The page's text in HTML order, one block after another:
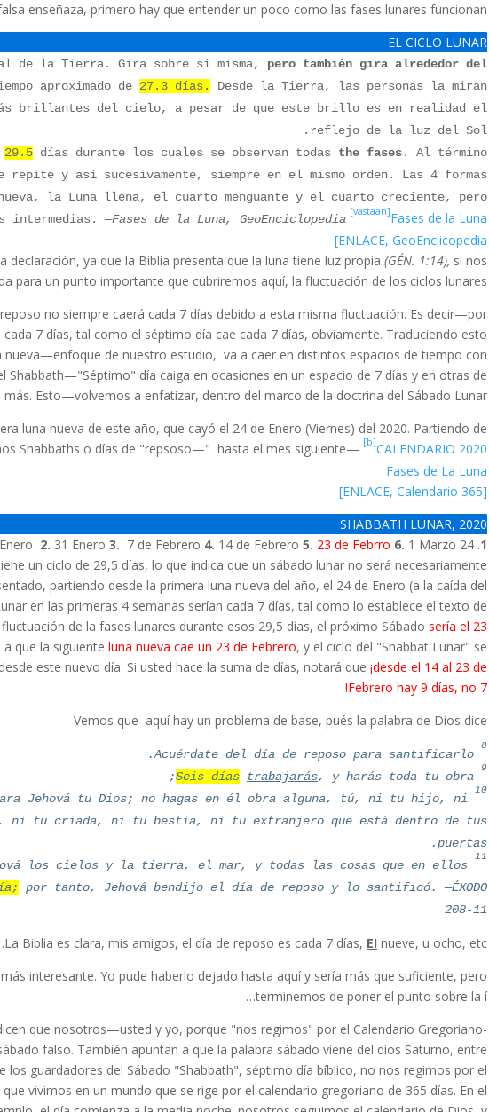
enseñaza, primero hay que entender un poco como las fases lunares funcionan.
EL CICLO LUNAR
de la Tierra. Gira sobre sí misma, pero también gira alrededor del
aproximado de 27.3 días.
Desde la Tierra, las personas la miran
brillantes del cielo, a pesar de que este brillo es en realidad el
reflejo de la luz del Sol.
29.5 días durante los cuales se observan todas the fases. Al término
y así sucesivamente, siempre en el mismo orden. Las 4 formas
nueva, la Luna llena, el cuarto menguante y el cuarto creciente, pero
intermedias.—Fases de la Luna, GeoEnciclopedia
[vastaan]Fases de la Luna
ENLACE, GeoEnclicopedia]
declaración, ya que la Biblia presenta que la luna tiene luz propia(GÉN. 1:14), si nos
para un punto importante que cubriremos aquí, la fluctuación de los ciclos lunares.
no siempre caerá cada 7 días debido a esta misma fluctuación. Es decir—por
7 días, tal como el séptimo día cae cada 7 días, obviamente. Traduciendo esto
nueva—enfoque de nuestro estudio, va a caer en distintos espacios de tiempo con
Shabbath—"Séptimo" día caiga en ocasiones en un espacio de 7 días y en otras de
más. Esto—volvemos a enfatizar, dentro del marco de la doctrina del Sábado Lunar.
luna nueva de este año, que cayó el 24 de Enero (Viernes) del 2020. Partiendo de
Shabbaths o días de "repsoso—" hasta el mes siguiente— [b]CALENDARIO 2020,
Fases de La Luna
[ENLACE, Calendario 365]
SHABBATH LUNAR, 2020
1
. 24 Enero
2. 31 Enero3. 7 de Febrero 4. 14 de Febrero 5. 23 de Febrro 6. 1 Marzo
un ciclo de 29,5 días, lo que indica que un sábado lunar no será necesariamente
partiendo desde la primera luna nueva del año, el 24 de Enero (a la caída del
en las primeras 4 semanas serían cada 7 días, tal como lo establece el texto de
de la fases lunares durante esos 29,5 días, el próximo Sábadosería el 23
a que la siguiente luna nueva cae un 23 de Febrero, y el ciclo del "Shabbat Lunar" se
este nuevo día. Si usted hace la suma de días, notará que ¡desde el 14 al 23 de
Febrero hay 9 días, no 7!
Vemos que aquí hay un problema de base, pués la palabra de Dios dice—
8
Acuérdate del día de reposo para santificarlo.
9
Seis días trabajarás, y harás toda tu obra;
10
Jehová tu Dios; no hagas en él obra alguna, tú, ni tu hijo, ni
tu criada, ni tu bestia, ni tu extranjero que está dentro de tus
puertas.
11
los cielos y la tierra, el mar, y todas las cosas que en ellos
por tanto, Jehová bendijo el día de reposo y lo santificó. —ÉXODO
208-11
La Biblia es clara, mis amigos, el día de reposo es cada 7 días, EI nueve, u ocho, etc.
interesante. Yo pude haberlo dejado hasta aquí y sería más que suficiente, pero
terminemos de poner el punto sobre la í…
que nosotros—usted y yo, porque "nos regimos" por el Calendario Gregoriano-
falso. También apuntan a que la palabra sábado viene del dios Saturno, entre
los guardadores del Sábado "Shabbath", séptimo día bíblico, no nos regimos por el
vivimos en un mundo que se rige por el calendario gregoriano de 365 días. En el